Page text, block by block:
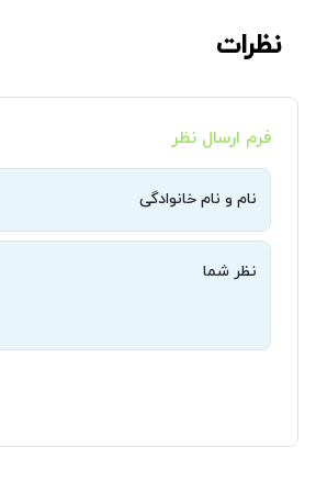
نظرات
فرم ارسال نظر
نام و نام خانوادگی
نظر شما